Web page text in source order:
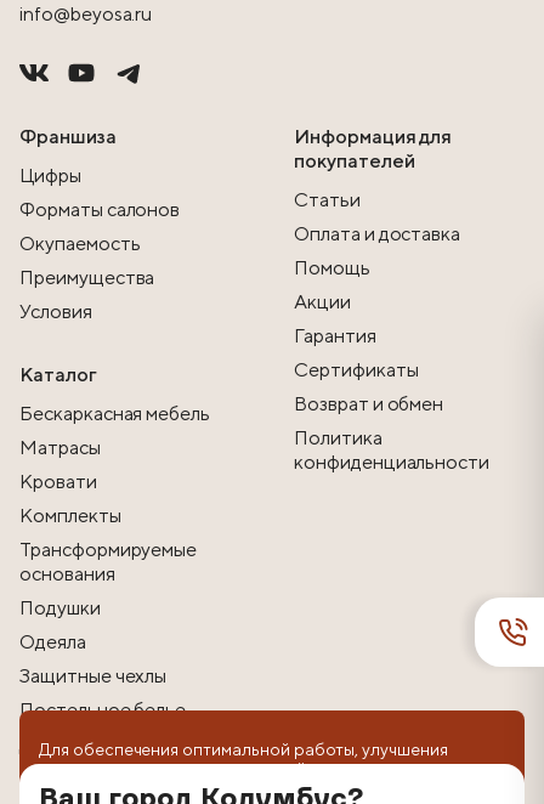
info@beyosa.ru
Франшиза
Цифры
Форматы салонов
Окупаемость
Преимущества
Условия
Каталог
Бескаркасная мебель
Матрасы
Кровати
Комплекты
Трансформируемые
основания
Подушки
Одеяла
Защитные чехлы
Постельное белье
Другие товары
Информация для
покупателей
Статьи
Оплата и доставка
Помощь
Акции
Гарантия
Сертификаты
Возврат и обмен
Политика
конфиденциальности
Для обеспечения оптимальной работы, улучшения
пользовательского опыта на сайте используются
технологии cookie. Продолжая использование веб-